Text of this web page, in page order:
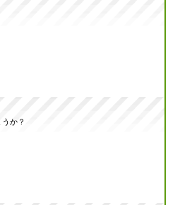
か？